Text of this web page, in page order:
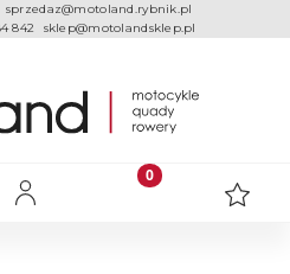
sprzedaz@motoland.rybnik.pl
842 sklep@motolandsklep.pl